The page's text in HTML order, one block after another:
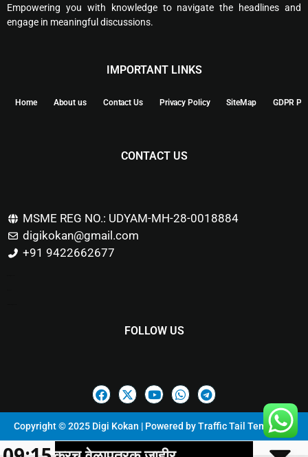
Empowering you with knowledge to navigate the headlines and
engage in meaningful discussions.
IMPORTANT LINKS
Home About us Contact Us Privacy Policy SiteMap GDPR
CONTACT US
MSME REG NO.: UDYAM-MH-28-0018884
digikokan@gmail.com
+91 9422662677
FOLLOW US
Copyright © 2025 Digi Kokan | Powered byTraffic Tail Templates